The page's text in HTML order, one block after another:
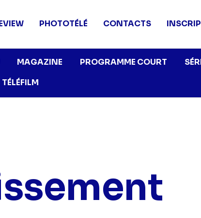
MAGAZINE PROGRAMME COURT
TÉLÉFILM
PHOTOTÉLÉ CONTACTS